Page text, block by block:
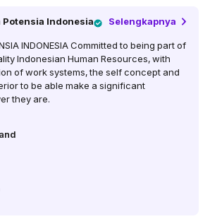
Potensia Indonesia Selengkapnya
INDONESIA Committed to being part of
Indonesian Human Resources, with
of work systems, the self concept and
to be able make a significant
they are.